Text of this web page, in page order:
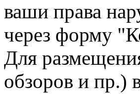
ваши права
через форму
Для
обзоров и пр.)